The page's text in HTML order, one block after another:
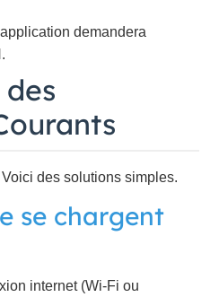
demandera
des solutions simples.
se chargent
internet (Wi-Fi ou